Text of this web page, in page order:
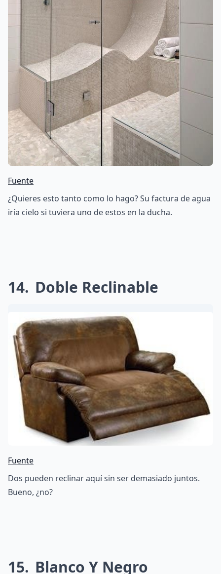
Fuente
¿Quieres esto tanto como lo hago? Su factura de agua
iría cielo si tuviera uno de estos en la ducha.
14 Doble Reclinable
Fuente
Dos pueden reclinar aquí sin ser demasiado juntos.
Bueno, ¿no?
15 Blanco Y Negro